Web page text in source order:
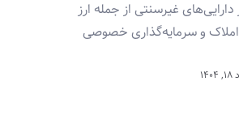
غیرسنتی از جمله ارز
املاک و سرمایه‌گذاری خصوصی